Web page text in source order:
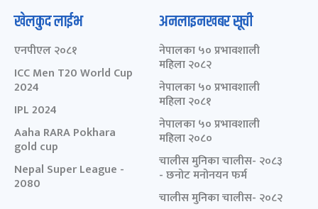
खेलकुद लाईभ
एनपीएल २०८१
ICC Men T20 World Cup
2024
IPL 2024
Aaha RARA Pokhara
gold cup
Nepal Super League -
2080
अनलाइनखबर सूची
नेपालका ५० प्रभावशाली
महिला २०८२
नेपालका ५० प्रभावशाली
महिला २०८१
नेपालका ५० प्रभावशाली
महिला २०८०
चालीस मुनिका चालीस- २०८३
- छनोट मनोनयन फर्म
चालीस मुनिका चालीस- २०८२